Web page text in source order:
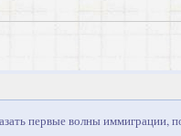
первые волны